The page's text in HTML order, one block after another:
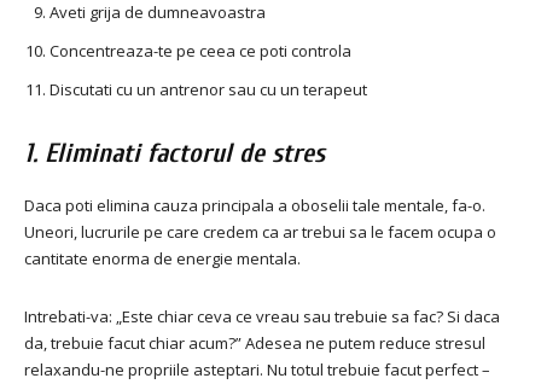
Aveti grija de dumneavoastra
Concentreaza-te pe ceea ce poti controla
Discutati cu un antrenor sau cu un terapeut
1. Eliminati factorul de stres
Daca poti elimina cauza principala a oboselii tale mentale, fa-o.
Uneori, lucrurile pe care credem ca ar trebui sa le facem ocupa o
cantitate enorma de energie mentala.
Intrebati-va: „Este chiar ceva ce vreau sau trebuie sa fac? Si daca
da, trebuie facut chiar acum?” Adesea ne putem reduce stresul
relaxandu-ne propriile asteptari. Nu totul trebuie facut perfect –